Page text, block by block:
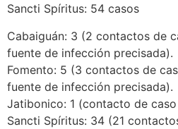
Sancti Spíritus: 54 casos
Cabaiguán: 3 (2 contactos de
fuente de infección precisada).
Fomento: 5 (3 contactos de
fuente de infección precisada).
Jatibonico: 1 (contacto de
Sancti Spíritus: 34 (21